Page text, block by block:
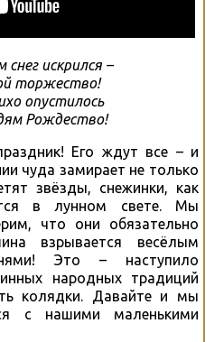
снег искрился –
торжество!
опустилось
Рождество!
Его ждут все – и
чуда замирает не только
звёзды, снежинки, как
в лунном свете. Мы
что они обязательно
взрывается весёлым
Это – наступило
народных традиций
колядки. Давайте и мы
с нашими маленькими